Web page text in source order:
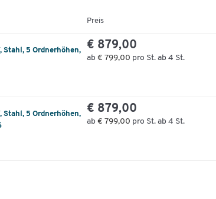
Preis
Stahl, 5 Ordnerhöhen,
€ 879,00
ab € 799,00 pro St. ab 4 St.
Stahl, 5 Ordnerhöhen,
€ 879,00
ab € 799,00 pro St. ab 4 St.